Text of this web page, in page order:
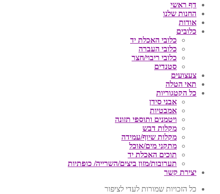
דף ראשי
החנות שלנו
אודות
כלובים
כלובי האכלת יד
כלובי העברה
כלובי ריבוי/חצר
סטנדים
צעצועים
תאי הטלה
כל הקטגוריות
אבני סידן
אמבטיות
ויטמנים ותוספי תזונה
מקלות דבש
מקלות שיוף/עמידה
מתקני מים/אוכל
תוכים האכלת יד
תערובות/מזון ביצים/השרייה/ כופתיות
יצירת קשר
כל הזכויות שמורות לעדי לציפור